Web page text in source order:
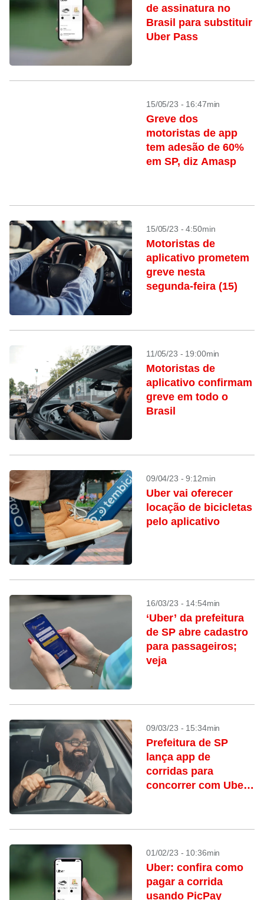
de assinatura no
Brasil para substituir
Uber Pass
15/05/23 - 16:47min
Greve dos
motoristas de app
tem adesão de 60%
em SP, diz Amasp
15/05/23 - 4:50min
Motoristas de
aplicativo prometem
greve nesta
segunda-feira (15)
11/05/23 - 19:00min
Motoristas de
aplicativo confirmam
greve em todo o
Brasil
09/04/23 - 9:12min
Uber vai oferecer
locação de bicicletas
pelo aplicativo
16/03/23 - 14:54min
‘Uber’ da prefeitura
de SP abre cadastro
para passageiros;
veja
09/03/23 - 15:34min
Prefeitura de SP
lança app de
corridas para
concorrer com Uber
01/02/23 - 10:36min
Uber: confira como
pagar a corrida
usando PicPay